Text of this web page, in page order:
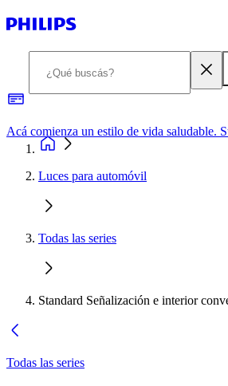
Luces para automóvil
Todas las series
Standard Señalización e interior
Todas las series